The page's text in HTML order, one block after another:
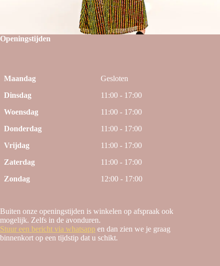
Openingstijden
Maandag
Gesloten
Dinsdag
11:00 - 17:00
Woensdag
11:00 - 17:00
Donderdag
11:00 - 17:00
Vrijdag
11:00 - 17:00
Zaterdag
11:00 - 17:00
Zondag
12:00 - 17:00
Buiten onze openingstijden is winkelen op afspraak ook
mogelijk. Zelfs in de avonduren.
Stuur een bericht via whatsapp en dan zien we je graag
binnenkort op een tijdstip dat u schikt.